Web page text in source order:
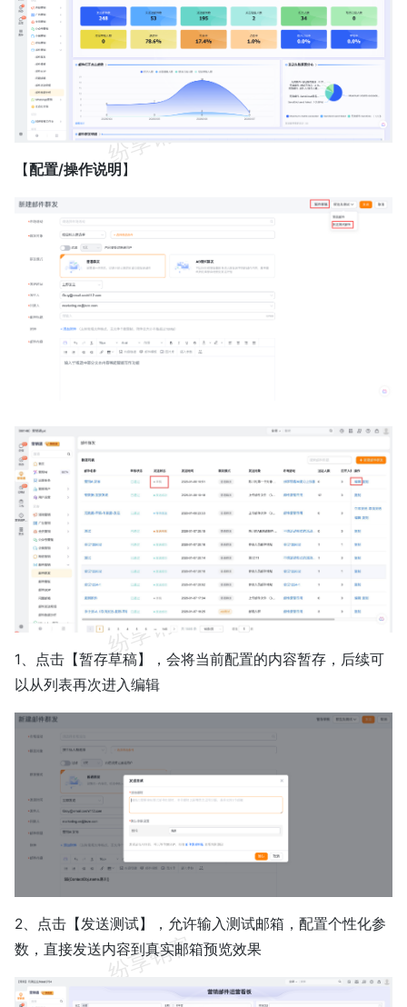
【配置/操作说明 】
1、点击【暂存草稿】，会将当前配置的内容暂存，后续可
以从列表再次进入编辑
2、点击【发送测试】，允许输入测试邮箱，配置个性化参
数，直接发送内容到真实邮箱预览效果